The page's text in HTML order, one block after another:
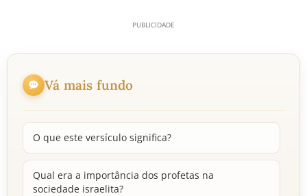
Vá mais fundo
O que este versículo significa?
Qual era a importância dos profetas na
sociedade israelita?